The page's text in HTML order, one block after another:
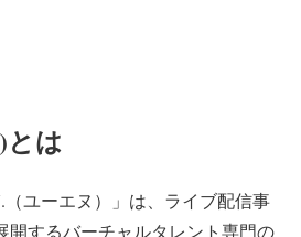
とは
ユーエヌ）」は、ライブ配信事
開するバーチャルタレント専門の